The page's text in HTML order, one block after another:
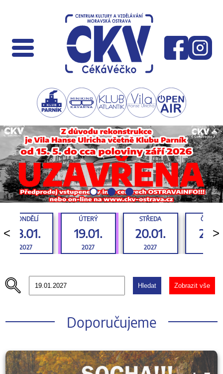
<
PONDĚLÍ
18.01.
2027
ÚTERÝ
19.01.
2027
STŘEDA
20.01.
2027
>
Hledat Zobrazit vše
Doporučujeme